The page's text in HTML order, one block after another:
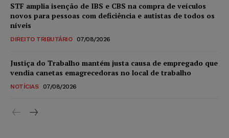
STF amplia isenção de IBS e CBS na compra de veículos
novos para pessoas com deficiência e autistas de todos os
níveis
DIREITO TRIBUTÁRIO 07/08/2026
Justiça do Trabalho mantém justa causa de empregado que
vendia canetas emagrecedoras no local de trabalho
NOTÍCIAS 07/08/2026